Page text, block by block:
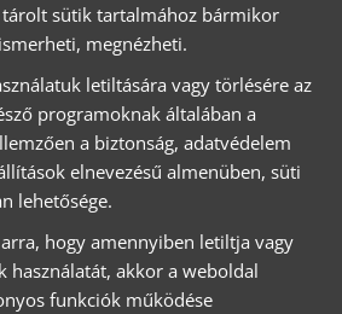
tárolt sütik tartalmához bármikor
megnézheti.
letiltására vagy törlésére az
programoknak általában a
a biztonság, adatvédelem
elnevezésű almenüben, süti
lehetősége.
hogy amennyiben letiltja vagy
használatát, akkor a weboldal
funkciók működése